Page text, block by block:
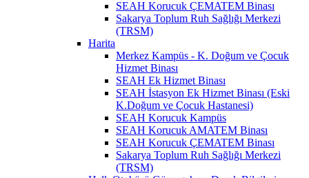
SEAH Korucuk ÇEMATEM Binası
Sakarya Toplum Ruh Sağlığı Merkezi
(TRSM)
Harita
Merkez Kampüs - K. Doğum ve Çocuk
Hizmet Binası
SEAH Ek Hizmet Binası
SEAH İstasyon Ek Hizmet Binası (Eski
K.Doğum ve Çocuk Hastanesi)
SEAH Korucuk Kampüs
SEAH Korucuk AMATEM Binası
SEAH Korucuk ÇEMATEM Binası
Sakarya Toplum Ruh Sağlığı Merkezi
(TRSM)